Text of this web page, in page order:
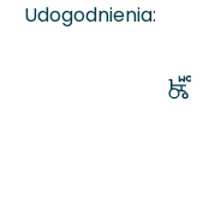
Udogodnienia: